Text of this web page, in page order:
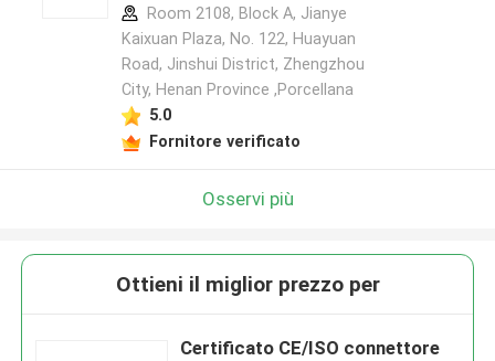
Room 2108, Block A, Jianye
Kaixuan Plaza, No. 122, Huayuan
Road, Jinshui District, Zhengzhou
City, Henan Province ,Porcellana
5.0
Fornitore verificato
Osservi più
Ottieni il miglior prezzo per
Certificato CE/ISO connettore